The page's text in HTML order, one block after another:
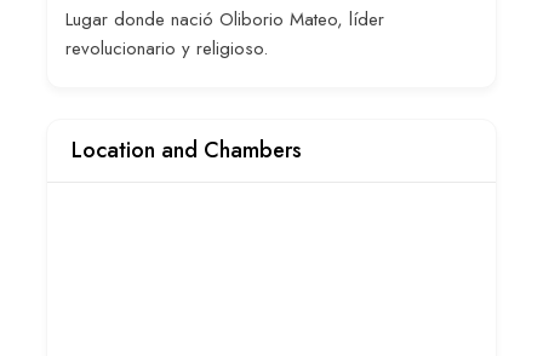
Lugar donde nació Oliborio Mateo, líder
revolucionario y religioso.
Location and Chambers